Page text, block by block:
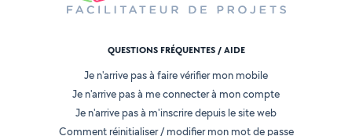
QUESTIONS FRÉQUENTES / AIDE
Je n'arrive pas à faire vérifier mon mobile
Je n'arrive pas à me connecter à mon compte
Je n'arrive pas à m'inscrire depuis le site web
Comment réinitialiser / modifier mon mot de passe